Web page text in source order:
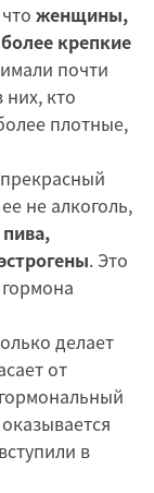
женщины,
крепкие
почти
кто
плотные,
не алкоголь,
. Это
делает
от
в